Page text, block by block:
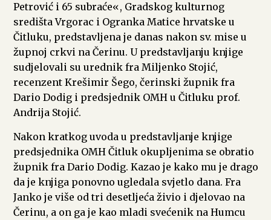
Petrović i 65 subraće«, Gradskog kulturnog
središta Vrgorac i Ogranka Matice hrvatske u
Čitluku, predstavljena je danas nakon sv. mise u
župnoj crkvi na Čerinu. U predstavljanju knjige
sudjelovali su urednik fra Miljenko Stojić,
recenzent Krešimir Šego, čerinski župnik fra
Dario Dodig i predsjednik OMH u Čitluku prof.
Andrija Stojić.
Nakon kratkog uvoda u predstavljanje knjige
predsjednika OMH Čitluk okupljenima se obratio
župnik fra Dario Dodig. Kazao je kako mu je drago
da je knjiga ponovno ugledala svjetlo dana. Fra
Janko je više od tri desetljeća živio i djelovao na
Čerinu, a on ga je kao mladi svećenik na Humcu